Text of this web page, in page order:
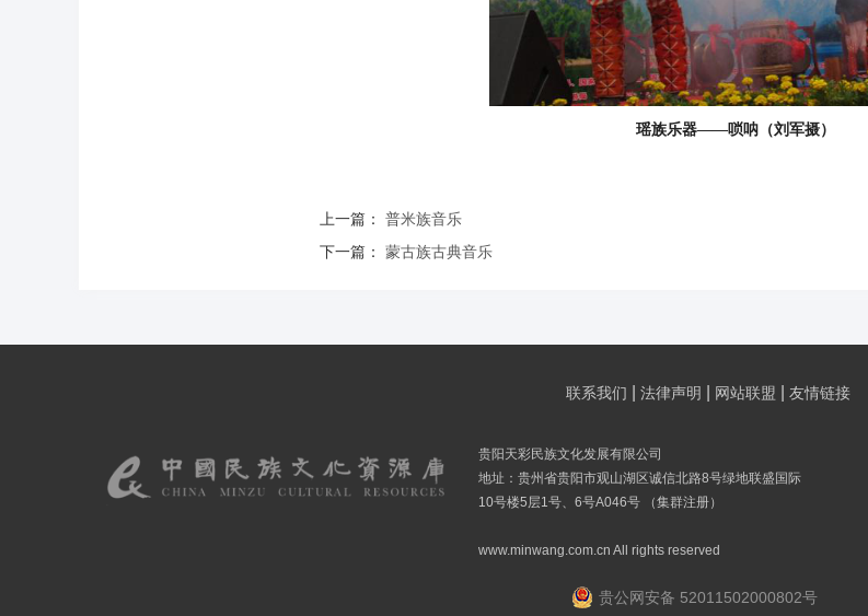
瑶族乐器——唢呐（刘军摄）
上一篇： 普米族音乐
下一篇： 蒙古族古典音乐
联系我们 法律声明 网站联盟 友情链接
贵阳天彩民族文化发展有限公司
地址：贵州省贵阳市观山湖区诚信北路8号绿地联盛国际
10号楼5层1号、6号A046号 （集群注册）
www.minwang.com.cn All rights reserved
贵公网安备 52011502000802号